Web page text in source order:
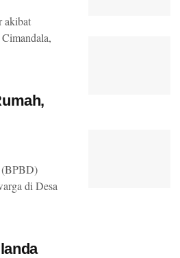
akibat
(BPBD)
di Desa